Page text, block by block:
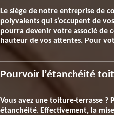
Le siège de notre entreprise de
polyvalents qui s’occupent de
pourra devenir votre associé de
hauteur de vos attentes. Pour
Pourvoir l’étanchéité
Vous avez une toiture-terrasse
étanchéité. Effectivement, la